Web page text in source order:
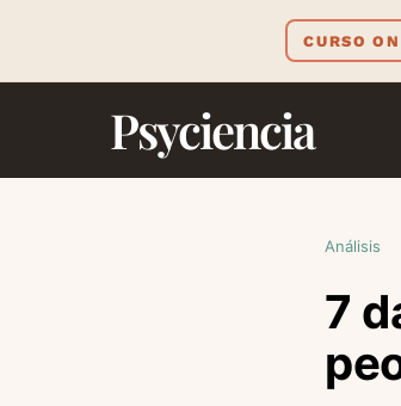
CURSO
Psyciencia
Análisis
7